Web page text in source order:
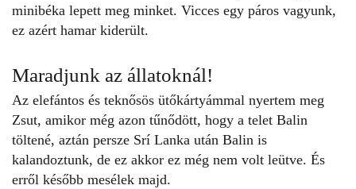
minibéka lepett meg minket. Vicces egy páros vagyunk,
ez azért hamar kiderült.
Maradjunk az állatoknál!
Az elefántos és teknősös ütőkártyámmal nyertem meg
Zsut, amikor még azon tűnődött, hogy a telet Balin
töltené, aztán persze Srí Lanka után Balin is
kalandoztunk, de ez akkor ez még nem volt leütve. És
erről később mesélek majd.